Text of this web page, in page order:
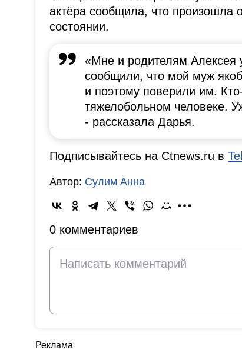
актёра сообщила, что произошла
состоянии.
«Мне и родителям Алексея
сообщили, что мой муж
и поэтому поверили им.
тяжелобольном человеке.
- рассказала Дарья.
Подписывайтесь на Ctnews.ru в
Автор: Сулим Анна
0 комментариев
Реклама